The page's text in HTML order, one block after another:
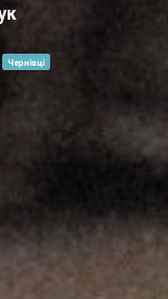
Чернівці